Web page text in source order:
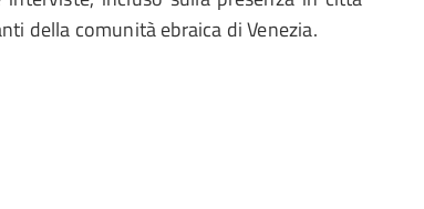
della comunità ebraica di Venezia.